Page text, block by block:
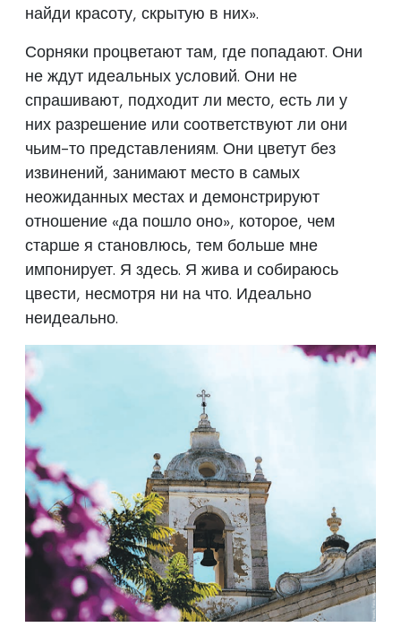
найди красоту, скрытую в них».
Сорняки процветают там, где попадают. Они
не ждут идеальных условий. Они не
спрашивают, подходит ли место, есть ли у
них разрешение или соответствуют ли они
чьим-то представлениям. Они цветут без
извинений, занимают место в самых
неожиданных местах и демонстрируют
отношение «да пошло оно», которое, чем
старше я становлюсь, тем больше мне
импонирует. Я здесь. Я жива и собираюсь
цвести, несмотря ни на что. Идеально
неидеально.